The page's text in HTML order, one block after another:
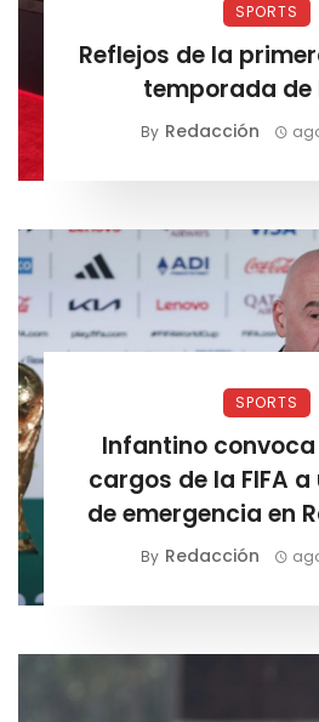
SPORTS
Reflejos de la
temporada de
By Redacción
SPORTS
Infantino
cargos de la FIFA
de emergencia en
Sky
By Redacción